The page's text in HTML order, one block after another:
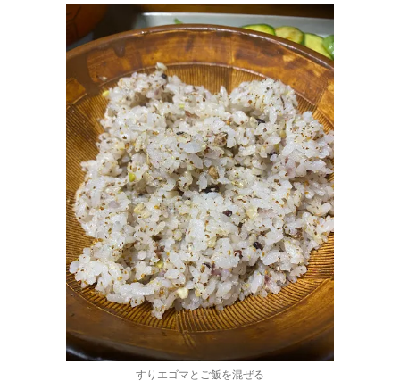
すりエゴマとご飯を混ぜる